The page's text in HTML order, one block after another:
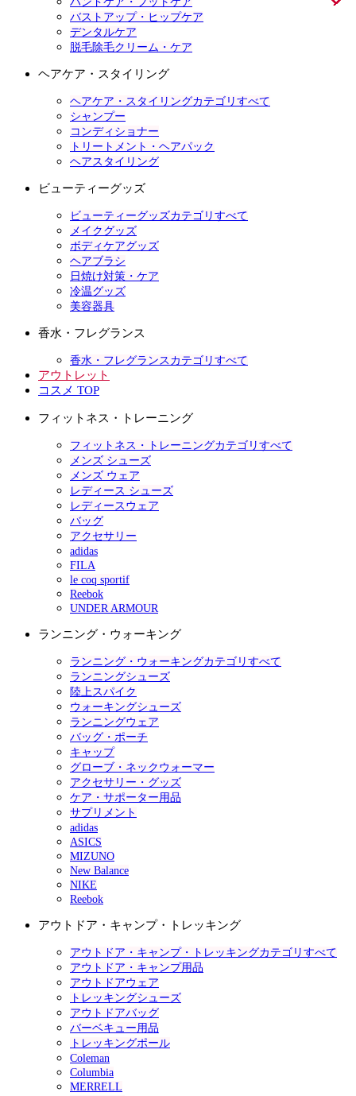
バストアップ・ヒップケア
デンタルケア
脱毛除毛クリーム・ケア
ヘアケア・スタイリング
ヘアケア・スタイリングカテゴリすべて
シャンプー
コンディショナー
トリートメント・ヘアパック
ヘアスタイリング
ビューティーグッズ
ビューティーグッズカテゴリすべて
メイクグッズ
ボディケアグッズ
ヘアブラシ
日焼け対策・ケア
冷温グッズ
美容器具
香水・フレグランス
香水・フレグランスカテゴリすべて
アウトレット
コスメ TOP
フィットネス・トレーニング
フィットネス・トレーニングカテゴリすべて
メンズ シューズ
メンズ ウェア
レディース シューズ
レディースウェア
バッグ
アクセサリー
adidas
FILA
le coq sportif
Reebok
UNDER ARMOUR
ランニング・ウォーキング
ランニング・ウォーキングカテゴリすべて
ランニングシューズ
陸上スパイク
ウォーキングシューズ
ランニングウェア
バッグ・ポーチ
キャップ
グローブ・ネックウォーマー
アクセサリー・グッズ
ケア・サポーター用品
サプリメント
adidas
ASICS
MIZUNO
New Balance
NIKE
Reebok
アウトドア・キャンプ・トレッキング
アウトドア・キャンプ・トレッキングカテゴリすべて
アウトドア・キャンプ用品
アウトドアウェア
トレッキングシューズ
アウトドアバッグ
バーベキュー用品
トレッキングポール
Coleman
Columbia
MERRELL